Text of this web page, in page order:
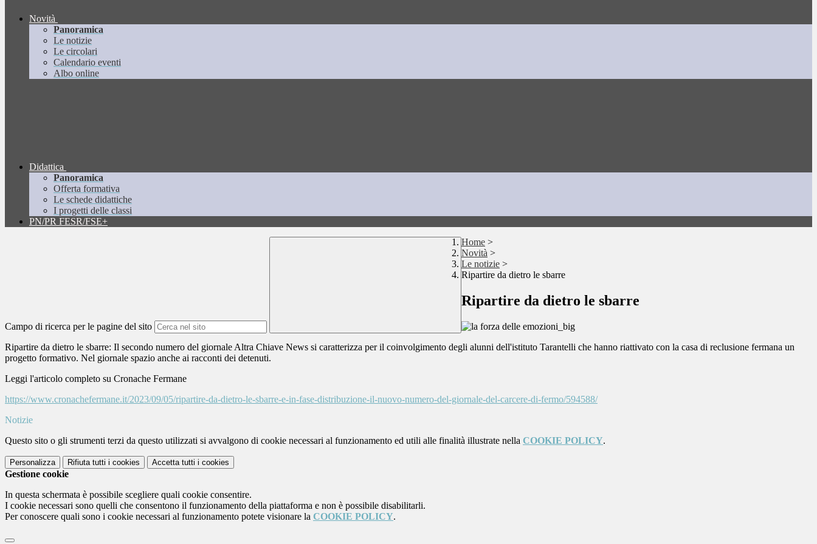
Novità
Panoramica
Le notizie
Le circolari
Calendario eventi
Albo online
Didattica
Panoramica
Offerta formativa
Le schede didattiche
I progetti delle classi
PN/PR FESR/FSE+
Campo di ricerca per le pagine del sito
Home >
Novità >
Le notizie >
Ripartire da dietro le sbarre
Ripartire da dietro le sbarre
Ripartire da dietro le sbarre: Il secondo numero del giornale Altra Chiave News si caratterizza per il coinvolgimento degli alunni dell'istituto Tarantelli che hanno riattivato con la casa di reclusione fermana un
progetto formativo. Nel giornale spazio anche ai racconti dei detenuti.
Leggi l'articolo completo su Cronache Fermane
https://www.cronachefermane.it/2023/09/05/ripartire-da-dietro-le-sbarre-e-in-fase-distribuzione-il-nuovo-numero-del-giornale-del-carcere-di-fermo/594588/
Notizie
Questo sito o gli strumenti terzi da questo utilizzati si avvalgono di cookie necessari al funzionamento ed utili alle finalità illustrate nella COOKIE POLICY.
Personalizza Rifiuta tutti i cookies Accetta tutti i cookies
Gestione cookie
In questa schermata è possibile scegliere quali cookie consentire.
I cookie necessari sono quelli che consentono il funzionamento della piattaforma e non è possibile disabilitarli.
Per conoscere quali sono i cookie necessari al funzionamento potete visionare la COOKIE POLICY.